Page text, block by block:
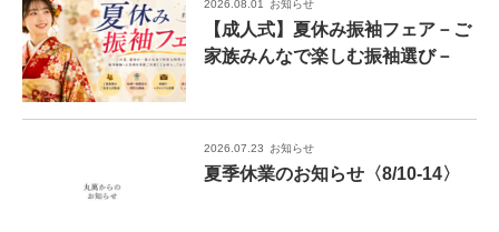
【成人式】夏休み振袖フェア－ご
家族みんなで楽しむ振袖選び－
2026.08.01 お知らせ
夏季休業のお知らせ〈8/10-14〉
2026.07.23 お知らせ